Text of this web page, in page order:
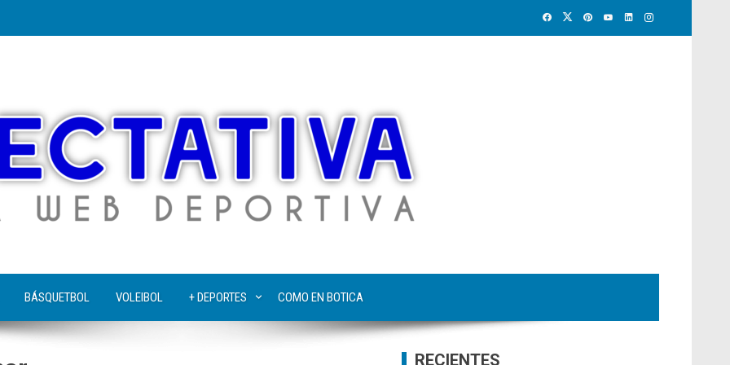
BÁSQUETBOL VOLEIBOL + DEPORTES COMO EN BOTICA
RECIENTES